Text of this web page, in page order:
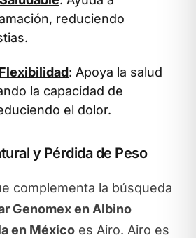
reduciendo
: Apoya la salud
la capacidad de
el dolor.
y Pérdida de Peso
complementa la búsqueda
Genomex en Albino
en Méxicoes Airo. Airo es